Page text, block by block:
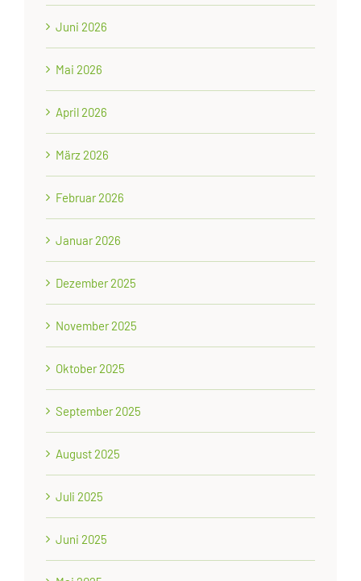
Juni 2026
Mai 2026
April 2026
März 2026
Februar 2026
Januar 2026
Dezember 2025
November 2025
Oktober 2025
September 2025
August 2025
Juli 2025
Juni 2025